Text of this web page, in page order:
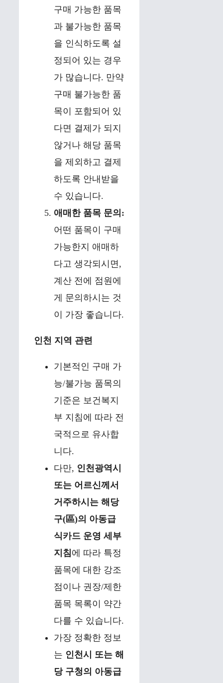
구매 가능한 품목
과 불가능한 품목
을 인식하도록 설
정되어 있는 경우
가 많습니다. 만약
구매 불가능한 품
목이 포함되어 있
다면 결제가 되지
않거나 해당 품목
을 제외하고 결제
하도록 안내받을
수 있습니다.
애매한 품목 문의:
어떤 품목이 구매
가능한지 애매하
다고 생각되시면,
계산 전에 점원에
게 문의하시는 것
이 가장 좋습니다.
인천 지역 관련
기본적인 구매 가
능/불가능 품목의
기준은 보건복지
부 지침에 따라 전
국적으로 유사합
니다.
다만, 인천광역시
또는 어르신께서
거주하시는 해당
구(區)의 아동급
식카드 운영 세부
지침에 따라 특정
품목에 대한 강조
점이나 권장/제한
품목 목록이 약간
다를 수 있습니다.
가장 정확한 정보
는 인천시 또는 해
당 구청의 아동급